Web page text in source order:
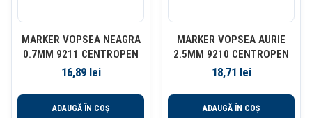
MARKER VOPSEA NEAGRA
0.7MM 9211 CENTROPEN
16,89 lei
ADAUGĂ ÎN COȘ
MARKER VOPSEA AURIE
2.5MM 9210 CENTROPEN
18,71 lei
ADAUGĂ ÎN COȘ